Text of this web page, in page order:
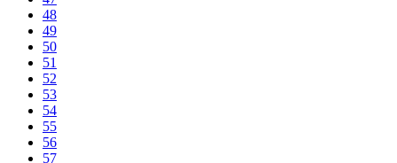
48
49
50
51
52
53
54
55
56
57